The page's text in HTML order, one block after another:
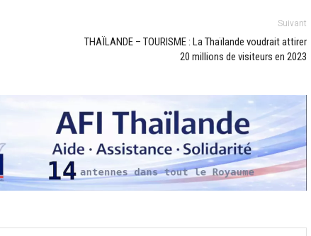
Suivant
THAÏLANDE – TOURISME : La Thaïlande voudrait attirer
20 millions de visiteurs en 2023